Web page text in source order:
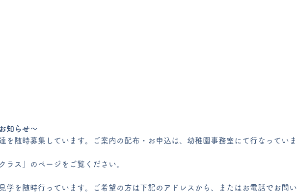
知らせ〜
を随時募集しています。ご案内の配布・お申込は、幼稚園事務室にて行なっていま
ラス」のページをご覧ください。
学を随時行っています。ご希望の方は下記のアドレスから、またはお電話でお問い